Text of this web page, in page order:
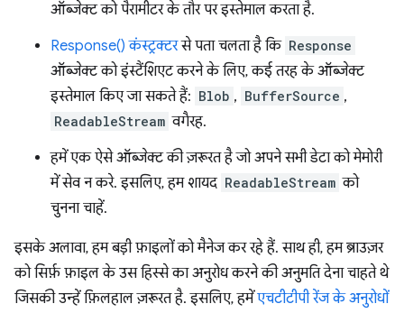
ऑब्जेक्ट को पैरामीटर के तौर पर इस्तेमाल करता है.
Response() कंस्ट्रक्टरसे पता चलता है कि Response
ऑब्जेक्ट को इंस्टैंशिएट करने के लिए, कई तरह के ऑब्जेक्ट
इस्तेमाल किए जा सकते हैं: Blob , BufferSource ,
ReadableStream वगैरह.
हमें एक ऐसे ऑब्जेक्ट की ज़रूरत है जो अपने सभी डेटा को मेमोरी
में सेव न करे. इसलिए, हम शायद ReadableStream को
चुनना चाहें.
इसके अलावा, हम बड़ी फ़ाइलों को मैनेज कर रहे हैं. साथ ही, हम ब्राउज़र
को सिर्फ़ फ़ाइल के उस हिस्से का अनुरोध करने की अनुमति देना चाहते थे
जिसकी उन्हें फ़िलहाल ज़रूरत है. इसलिए, हमेंएचटीटीपी रेंज के अनुरोधों